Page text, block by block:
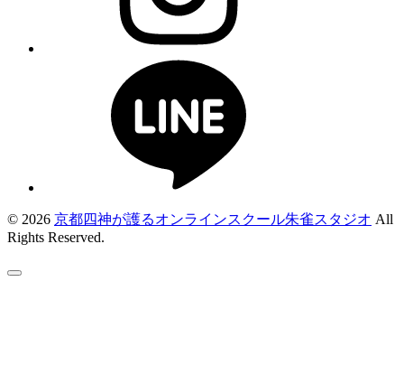
© 2026 京都四神が護るオンラインスクール朱雀スタジオ All
Rights Reserved.